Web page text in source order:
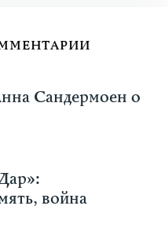
Сандермоен о
война